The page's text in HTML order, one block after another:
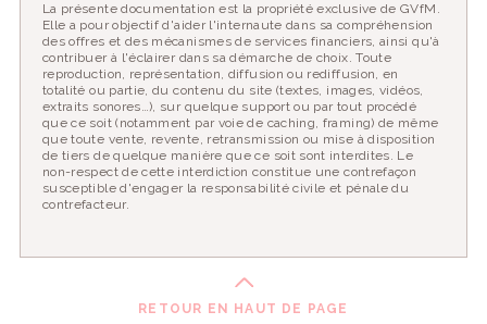
La présente documentation est la propriété exclusive de GVfM.
Elle a pour objectif d'aider l'internaute dans sa compréhension
des offres et des mécanismes de services financiers, ainsi qu'à
contribuer à l'éclairer dans sa démarche de choix. Toute
reproduction, représentation, diffusion ou rediffusion, en
totalité ou partie, du contenu du site (textes, images, vidéos,
extraits sonores…), sur quelque support ou par tout procédé
que ce soit (notamment par voie de caching, framing) de même
que toute vente, revente, retransmission ou mise à disposition
de tiers de quelque manière que ce soit sont interdites. Le
non-respect de cette interdiction constitue une contrefaçon
susceptible d'engager la responsabilité civile et pénale du
contrefacteur.
RETOUR EN HAUT DE PAGE